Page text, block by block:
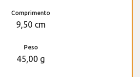
Comprimento
9,50 cm
Peso
45,00 g